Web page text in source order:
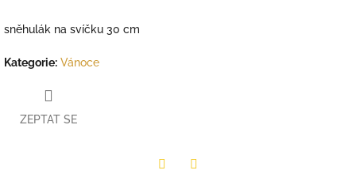
sněhulák na svíčku 30 cm
Kategorie: Vánoce
ZEPTAT SE